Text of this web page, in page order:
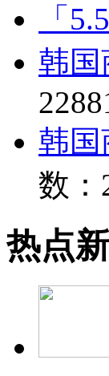
「
韩国
韩国
数：
热点